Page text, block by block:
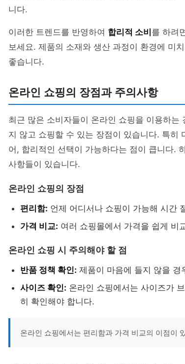
니다.
이러한 트렌드를 반영하여 합리적 소비 를 하려
보세요. 제품의 소재와 생산 과정이 환경에 미
좋습니다.
온라인 쇼핑의 장점과 주의사항
최근 많은 소비자들이 온라인 쇼핑을 이용하
지 않고 쇼핑할 수 있는 장점이 있습니다. 특히
어, 합리적인 선택이 가능하다는 점이 큽니다.
사항들이 있습니다.
온라인 쇼핑의 장점
편리함: 언제 어디서나 쇼핑이 가능해 시간
가격 비교: 여러 쇼핑몰에서 가격을 쉽게 비
온라인 쇼핑 시 주의해야 할 점
반품 정책 확인: 제품이 마음에 들지 않을 경
사이즈 확인: 온라인 쇼핑에서는 사이즈가
히 확인해야 합니다.
온라인 쇼핑에서는 편리함과 가격 비교의 이점이